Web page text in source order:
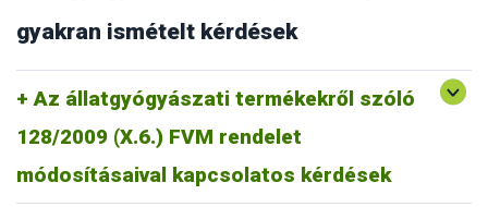
gyakran ismételt kérdések
Az állatgyógyászati termékekről szóló
128/2009 (X.6.) FVM rendelet
módosításaival kapcsolatos kérdések